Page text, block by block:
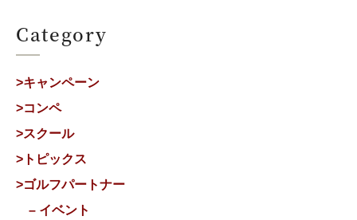
Category
>キャンペーン
>コンペ
>スクール
>トピックス
>ゴルフパートナー
– イベント